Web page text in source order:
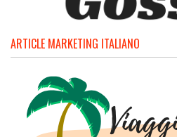
ARTICLE MARKETING ITALIANO